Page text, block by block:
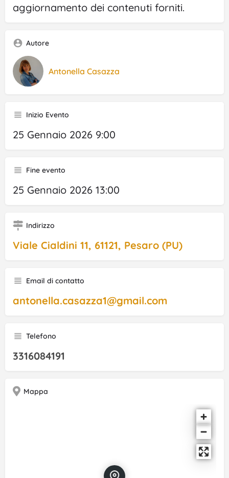
aggiornamento dei contenuti forniti.
Autore
Antonella Casazza
Inizio Evento
25 Gennaio 2026 9:00
Fine evento
25 Gennaio 2026 13:00
Indirizzo
Viale Cialdini 11, 61121, Pesaro (PU)
Email di contatto
antonella.casazza1@gmail.com
Telefono
3316084191
Mappa